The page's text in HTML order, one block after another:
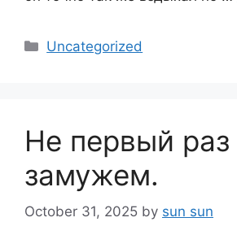
Categories
Uncategorized
Не первый раз
замужем.
October 31, 2025 by sun sun